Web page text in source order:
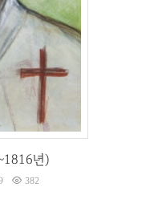
년)
382